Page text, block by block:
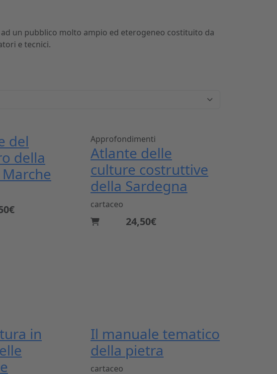
un pubblico molto ampio ed eterogeneo costituito da
e tecnici.
del
della
Approfondimenti
Atlante delle
culture costruttive
della Sardegna
cartaceo
24,50€
in
Il manuale tematico
della pietra
cartaceo